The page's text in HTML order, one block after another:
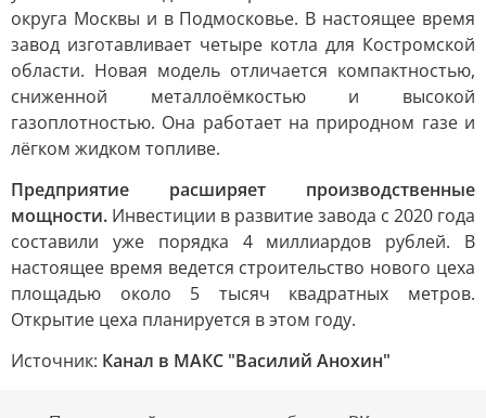
округа Москвы и в Подмосковье. В настоящее время
завод изготавливает четыре котла для Костромской
области. Новая модель отличается компактностью,
сниженной металлоёмкостью и высокой
газоплотностью. Она работает на природном газе и
лёгком жидком топливе.
Предприятие расширяет производственные
мощности. Инвестиции в развитие завода с 2020 года
составили уже порядка 4 миллиардов рублей. В
настоящее время ведется строительство нового цеха
площадью около 5 тысяч квадратных метров.
Открытие цеха планируется в этом году.
Источник: Канал в МАКС "Василий Анохин"